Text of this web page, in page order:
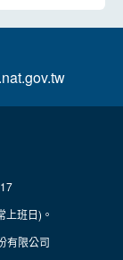
上班日)。
有限公司